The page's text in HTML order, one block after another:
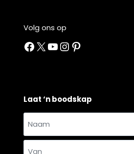
Volg ons op
Facebook
X YouTube
Instagram
Pinterest
Laat ‘n boodskap
Naam